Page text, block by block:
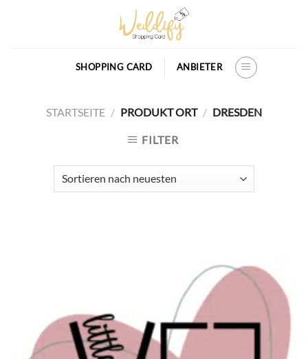
SHOPPING CARD ANBIETER
STARTSEITE / PRODUKT ORT / DRESDEN
FILTER